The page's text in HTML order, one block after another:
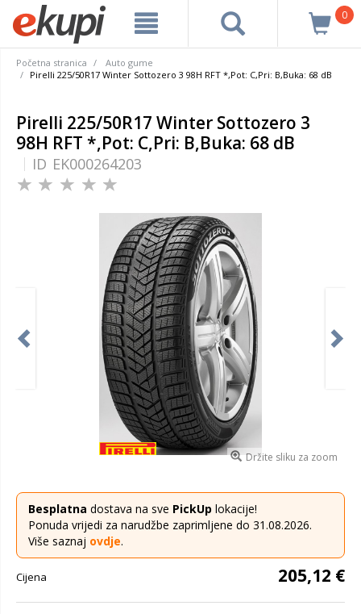
0
Početna stranica
Auto gume
Pirelli 225/50R17 Winter Sottozero 3 98H RFT *,Pot: C,Pri: B,Buka: 68 dB
Pirelli 225/50R17 Winter Sottozero 3
98H RFT *,Pot: C,Pri: B,Buka: 68 dB
ID EK000264203
Držite sliku za zoom
Besplatna dostava na sve PickUp lokacije!
Ponuda vrijedi za narudžbe zaprimljene do 31.08.2026.
Više saznaj ovdje.
Cijena 205,12 €